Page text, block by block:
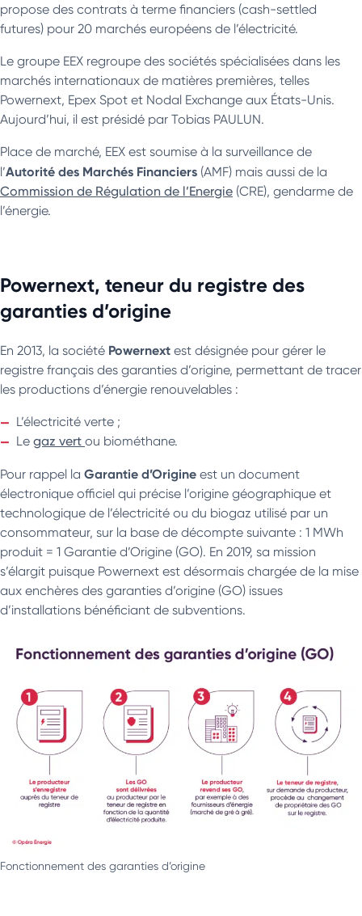
propose des contrats à terme financiers (cash-settled
futures) pour 20 marchés européens de l’électricité.
Le groupe EEX regroupe des sociétés spécialisées dans les
marchés internationaux de matières premières, telles
Powernext, Epex Spot et Nodal Exchange aux États-Unis.
Aujourd’hui, il est présidé par Tobias PAULUN.
Place de marché, EEX est soumise à la surveillance de
l’Autorité des Marchés Financiers (AMF) mais aussi de la
Commission de Régulation de l’Energie (CRE), gendarme de
l’énergie.
Powernext, teneur du registre des
garanties d’origine
En 2013, la société Powernext est désignée pour gérer le
registre français des garanties d’origine, permettant de tracer
les productions d’énergie renouvelables :
L’électricité verte ;
Le gaz vert ou biométhane.
Pour rappel la Garantie d’Origine est un document
électronique officiel qui précise l’origine géographique et
technologique de l’électricité ou du biogaz utilisé par un
consommateur, sur la base de décompte suivante : 1 MWh
produit = 1 Garantie d’Origine (GO). En 2019, sa mission
s’élargit puisque Powernext est désormais chargée de la mise
aux enchères des garanties d’origine (GO) issues
d’installations bénéficiant de subventions.
Fonctionnement des garanties d’origine